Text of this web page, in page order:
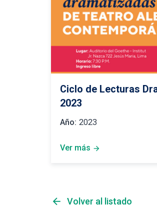
Ciclo de Lecturas
2023
Año: 2023
Ver más arrow_forward
arrow_back Volver al listado